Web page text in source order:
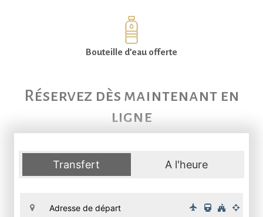
Bouteille d’eau offerte
Réservez dès maintenant en
ligne
Transfert A l'heure